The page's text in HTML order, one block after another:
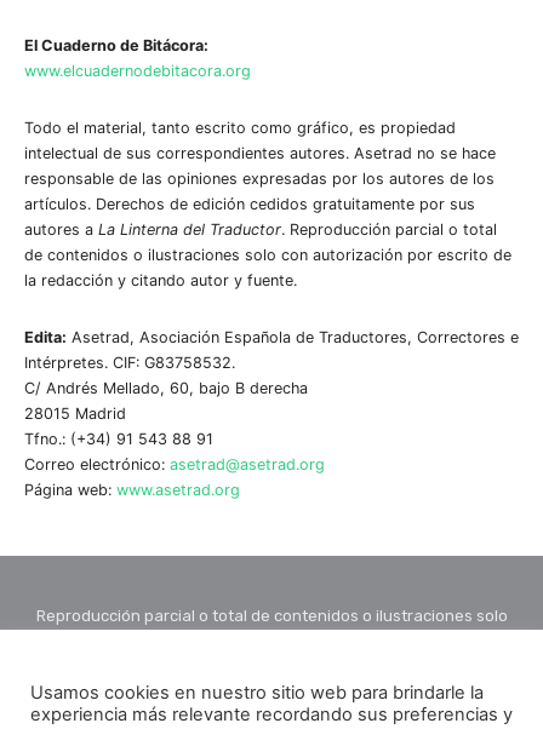
El Cuaderno de Bitácora:
www.elcuadernodebitacora.org
Todo el material, tanto escrito como gráfico, es propiedad
intelectual de sus correspondientes autores. Asetrad no se hace
responsable de las opiniones expresadas por los autores de los
artículos. Derechos de edición cedidos gratuitamente por sus
autores a La Linterna del Traductor. Reproducción parcial o total
de contenidos o ilustraciones solo con autorización por escrito de
la redacción y citando autor y fuente.
Edita: Asetrad, Asociación Española de Traductores, Correctores e
Intérpretes. CIF: G83758532.
C/ Andrés Mellado, 60, bajo B derecha
28015 Madrid
Tfno.: (+34) 91 543 88 91
Correo electrónico: asetrad@asetrad.org
Página web: www.asetrad.org
Reproducción parcial o total de contenidos o ilustraciones solo
Usamos cookies en nuestro sitio web para brindarle la
experiencia más relevante recordando sus preferencias y